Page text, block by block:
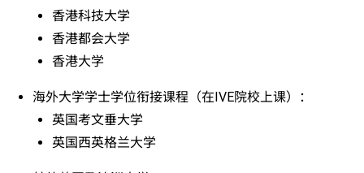
香港科技大学
香港都会大学
香港大学
海外大学学士学位衔接课程（在IVE院校上课）：
英国考文垂大学
英国西英格兰大学